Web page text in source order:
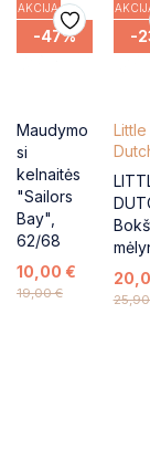
-47%
AKCIJA
Maudymo
si
kelnaitės
"Sailors
Bay",
62/68
19,00€
10,00 €
-
Little